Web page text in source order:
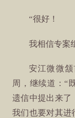
“很好！
我相信专案
安江微微
周，继续道：“
遗信中提出来了
我们也要对其进